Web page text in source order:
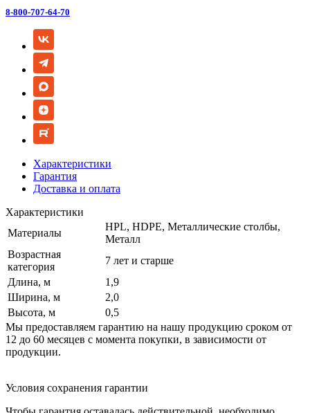
8-800-707-64-70
Характеристики
Гарантия
Доставка и оплата
Характеристики
Материалы
HPL, HDPE, Металлические столбы,
Металл
Возрастная
категория
7 лет и старше
Длина, м
1,9
Ширина, м
2,0
Высота, м
0,5
Мы предоставляем гарантию на нашу продукцию сроком от
12 до 60 месяцев с момента покупки, в зависимости от
продукции.
Условия сохранения гарантии